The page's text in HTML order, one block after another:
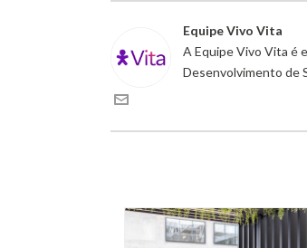
Equipe Vivo Vita
A Equipe Vivo Vita é
Desenvolvimento de